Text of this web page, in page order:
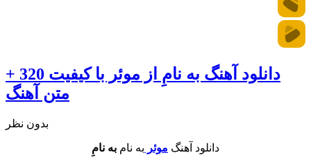
دانلود آهنگ به نامِ از موئر با کیفیت 320 +
متن آهنگ
بدون نظر
دانلود آهنگ موئر به نام به نامِ